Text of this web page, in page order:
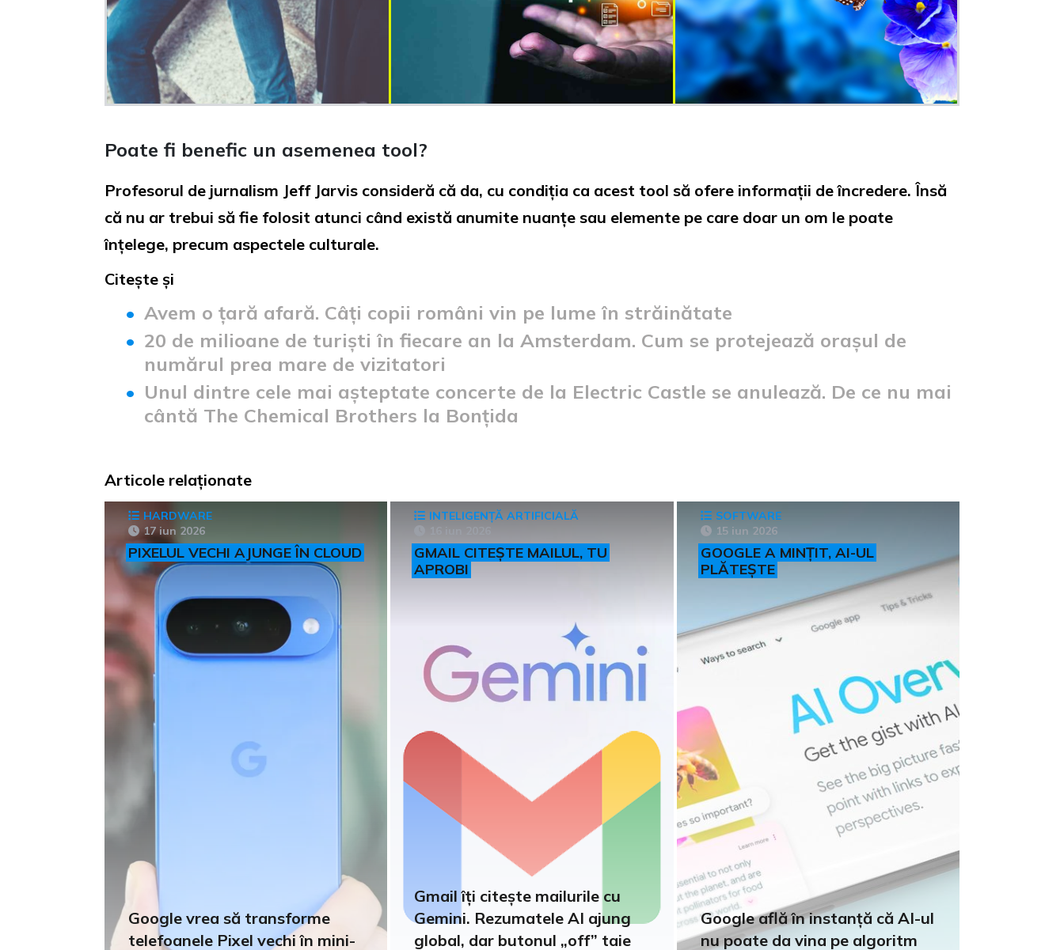
Poate fi benefic un asemenea tool?
Profesorul de jurnalism Jeff Jarvis consideră că da, cu condiția ca acest tool să ofere informații de încredere. Însă
că nu ar trebui să fie folosit atunci când există anumite nuanțe sau elemente pe care doar un om le poate
înțelege, precum aspectele culturale.
Citește și
Avem o țară afară. Câți copii români vin pe lume în străinătate
20 de milioane de turiști în fiecare an la Amsterdam. Cum se protejează orașul de
numărul prea mare de vizitatori
Unul dintre cele mai așteptate concerte de la Electric Castle se anulează. De ce nu mai
cântă The Chemical Brothers la Bonțida
Articole relaționate
HARDWARE
17 iun 2026
PIXELUL VECHI AJUNGE ÎN CLOUD
Google vrea să transforme
telefoanele Pixel vechi în mini-
INTELIGENȚĂ ARTIFICIALĂ
GMAIL CITEȘTE MAILUL, TU
APROBI
Gmail îți citește mailurile cu
Gemini. Rezumatele AI ajung
global, dar butonul „off” taie
SOFTWARE
15 iun 2026
GOOGLE A MINȚIT, AI-UL
PLĂTEȘTE
Google află în instanță că AI-ul
nu poate da vina pe algoritm